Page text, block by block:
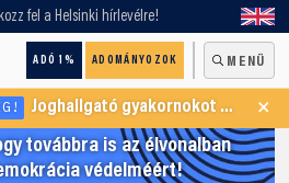
fel a Helsinki hírlevélre!
ADÓ 1% ADOMÁNYOZOK MENÜ
Joghallgató gyakornokot keresünk Menekültügyi Programunkba ×
továbbra is az élvonalban
védelméért!